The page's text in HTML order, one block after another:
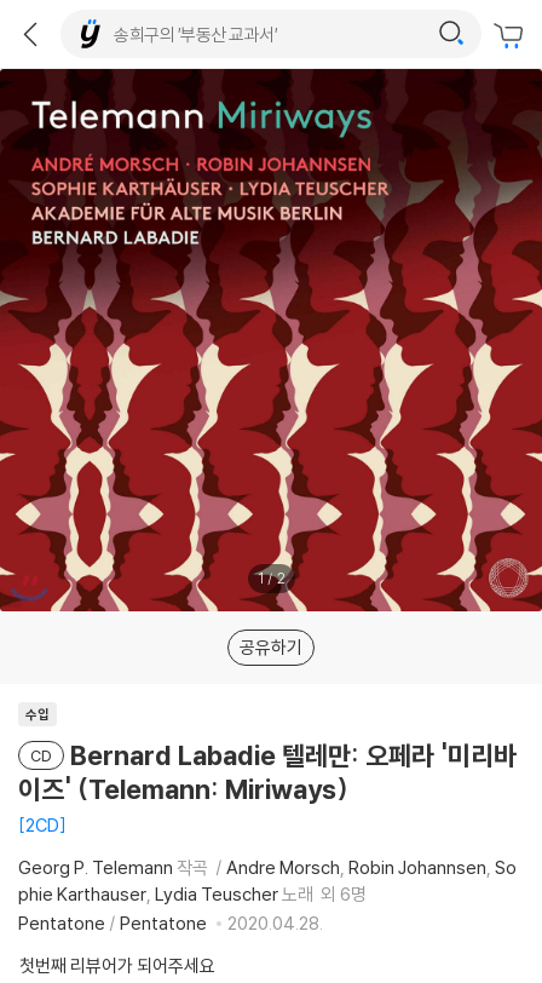
1/2
공유하기
수입
CD
Bernard Labadie 텔레만: 오페라 '미리바
이즈' (Telemann: Miriways)
2CD
Georg P. Telemann 작곡 Andre Morsch Robin Johannsen So
phie Karthauser Lydia Teuscher노래 외 6명
Pentatone / Pentatone
2020.04.28.
첫번째 리뷰어가 되어주세요